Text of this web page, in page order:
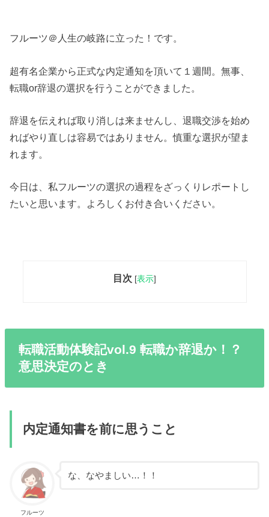
フルーツ＠人生の岐路に立った！です。
超有名企業から正式な内定通知を頂いて１週間。無事、
転職or辞退の選択を行うことができました。
辞退を伝えれば取り消しは来ませんし、退職交渉を始め
ればやり直しは容易ではありません。慎重な選択が望ま
れます。
今日は、私フルーツの選択の過程をざっくりレポートし
たいと思います。よろしくお付き合いください。
目次 [表示]
転職活動体験記vol.9 転職か辞退か！？
意思決定のとき
内定通知書を前に思うこと
フルーツ
な、なやましい…！！